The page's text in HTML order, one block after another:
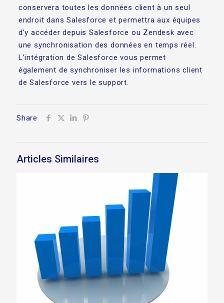
conservera toutes les données client à un seul
endroit dans Salesforce et permettra aux équipes
d’y accéder depuis Salesforce ou Zendesk avec
une synchronisation des données en temps réel.
L’intégration de Salesforce vous permet
également de synchroniser les informations client
de Salesforce vers le support.
Share
Articles Similaires